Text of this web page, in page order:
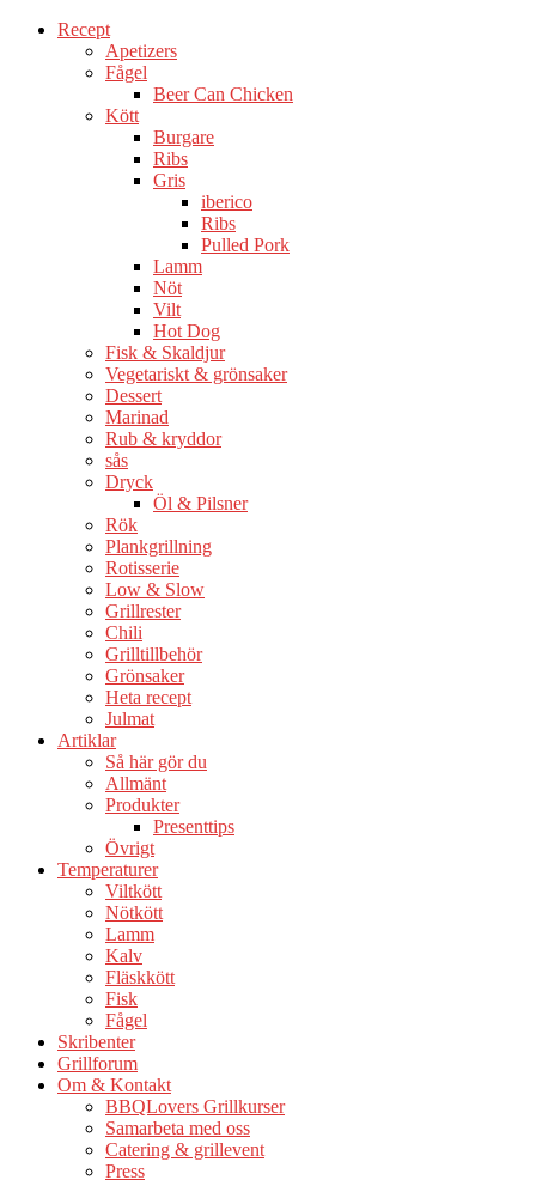
Recept
Apetizers
Fågel
Beer Can Chicken
Kött
Burgare
Ribs
Gris
iberico
Ribs
Pulled Pork
Lamm
Nöt
Vilt
Hot Dog
Fisk & Skaldjur
Vegetariskt & grönsaker
Dessert
Marinad
Rub & kryddor
sås
Dryck
Öl & Pilsner
Rök
Plankgrillning
Rotisserie
Low & Slow
Grillrester
Chili
Grilltillbehör
Grönsaker
Heta recept
Julmat
Artiklar
Så här gör du
Allmänt
Produkter
Presenttips
Övrigt
Temperaturer
Viltkött
Nötkött
Lamm
Kalv
Fläskkött
Fisk
Fågel
Skribenter
Grillforum
Om & Kontakt
BBQLovers Grillkurser
Samarbeta med oss
Catering & grillevent
Press